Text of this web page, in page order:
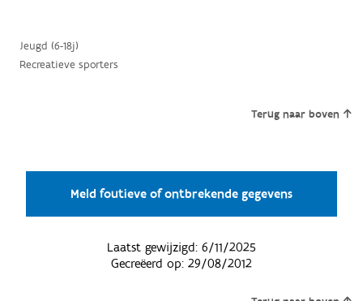
Jeugd (6-18j)
Recreatieve sporters
Terug naar boven
Meld foutieve of ontbrekende gegevens
Laatst gewijzigd: 6/11/2025
Gecreëerd op: 29/08/2012